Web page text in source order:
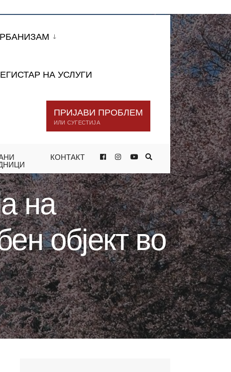
НА УСЛУГИ
ПРИЈАВИ ПРОБЛЕМ
ИЛИ СУГЕСТИЈА
КОНТАКТ
ЕДЕН СТАНБЕН ОБЈЕКТ ВО
на
објект во